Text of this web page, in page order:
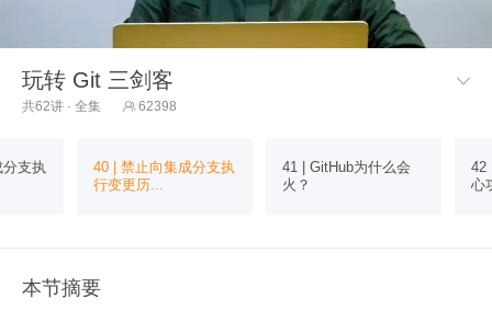
玩转 Git 三剑客 
共62讲 · 全集  62398
分支执
40 | 禁止向集成分支执
行变更历...
41 | GitHub为什么会
火？
42
心
本节摘要